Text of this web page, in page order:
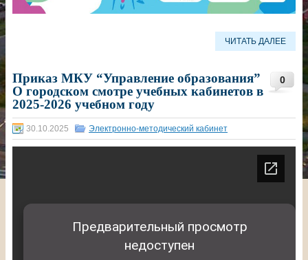
ЧИТАТЬ ДАЛЕЕ
0
Приказ МКУ “Управление образования”
О городском смотре учебных кабинетов в
2025-2026 учебном году
30.10.2025 Электронно-методический кабинет